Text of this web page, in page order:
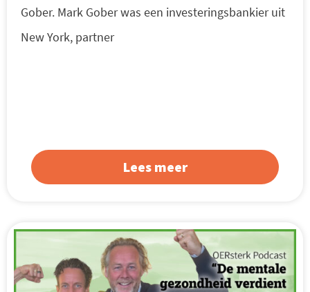
Gober. Mark Gober was een investeringsbankier uit
New York, partner
Lees meer